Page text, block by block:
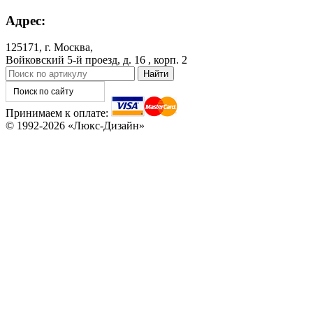
Адрес:
125171, г. Москва,
Войковский 5-й проезд, д. 16 , корп. 2
Принимаем к оплате:
© 1992-2026 «Люкс-Дизайн»